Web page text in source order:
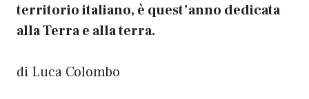
territorio italiano, è quest’anno dedicata
alla Terra e alla terra.
di Luca Colombo